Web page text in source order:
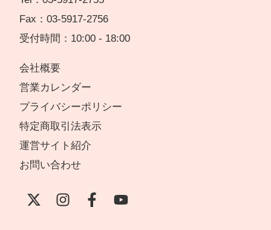
Fax：03-5917-2756
受付時間：10:00 - 18:00
会社概要
営業カレンダー
プライバシーポリシー
特定商取引法表示
運営サイト紹介
お問い合わせ